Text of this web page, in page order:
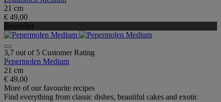
21 cm
€ 49,00
Bestseller
3,7 out of 5 Customer Rating
Pepermolen Medium
21 cm
€ 49,00
More of our favourite recipes
Find everything from classic dishes, beautiful cakes and exotic